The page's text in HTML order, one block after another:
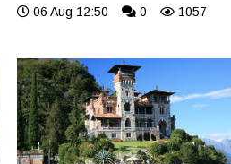
06 Aug 12:50 0 1057